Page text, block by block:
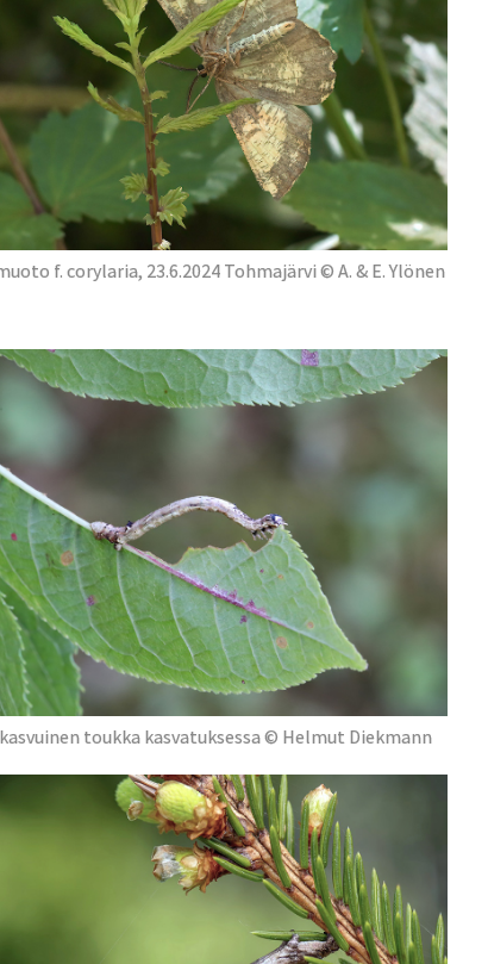
f. corylaria, 23.6.2024 Tohmajärvi © A. & E. Ylönen
toukka kasvatuksessa © Helmut Diekmann